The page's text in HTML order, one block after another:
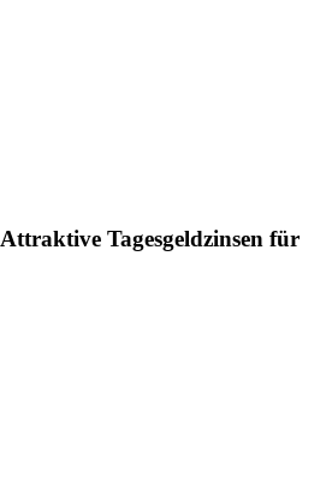
Attraktive Tagesgeldzinsen für